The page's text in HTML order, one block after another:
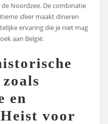
Noordzee. De combinatie
sfeer maakt dineren
ervaring die je niet mag
aan België.
en
voor